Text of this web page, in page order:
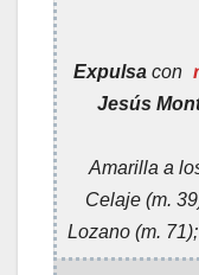
Expulsa con
Jesús
Amarilla a
Celaje (m.
Lozano (m.